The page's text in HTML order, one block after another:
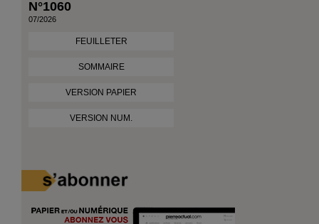
N°1060
07/2026
FEUILLETER
SOMMAIRE
VERSION PAPIER
VERSION NUM.